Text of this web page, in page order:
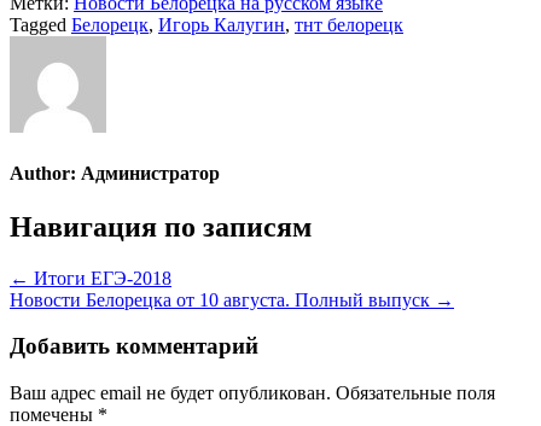
Tagged Белорецк, Игорь Калугин, тнт белорецк
Author: Администратор
Навигация по записям
← Итоги ЕГЭ-2018
Новости Белорецка от 10 августа. Полный выпуск →
Добавить комментарий
Ваш адрес email не будет опубликован. Обязательные поля
помечены *